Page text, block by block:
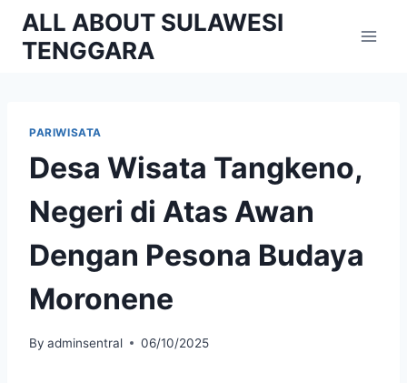
Skip
content
ALL ABOUT SULAWESI
TENGGARA
PARIWISATA
Desa Wisata Tangkeno,
Negeri di Atas Awan
Dengan Pesona Budaya
Moronene
By adminsentral 06/10/2025